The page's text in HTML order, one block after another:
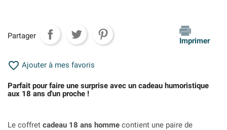
Partager
Imprimer
 Ajouter à mes favoris
Parfait pour faire une surprise avec un cadeau humoristique
aux 18 ans d'un proche !
Le coffret cadeau 18 ans homme contient une paire de